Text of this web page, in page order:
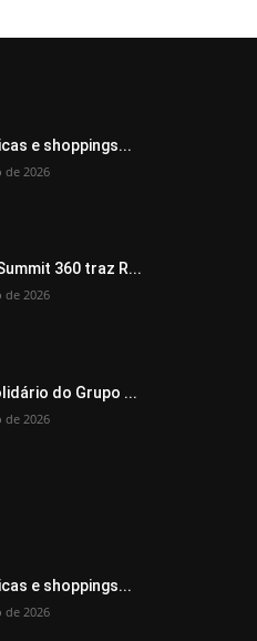
e shoppings...
de 2026
360 traz R...
de 2026
do Grupo ...
de 2026
e shoppings...
de 2026